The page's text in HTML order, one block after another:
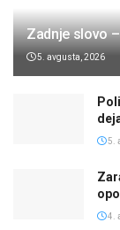
Zadnje slovo –
5. avgusta, 2026
5.
4.